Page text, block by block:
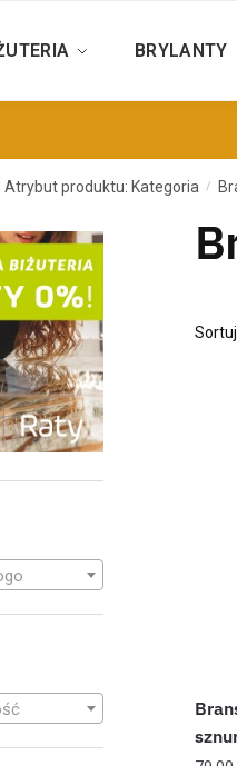
BRYLANTY
Atrybut produktu: Kategoria /